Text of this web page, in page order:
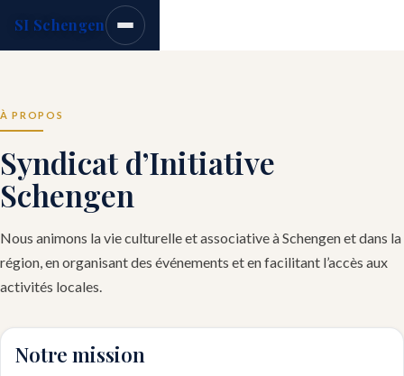
SI Schengen
À PROPOS
Syndicat d’Initiative
Schengen
Nous animons la vie culturelle et associative à Schengen et dans la
région, en organisant des événements et en facilitant l’accès aux
activités locales.
Notre mission